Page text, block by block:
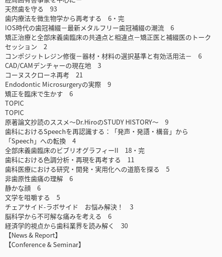
天然歯を守る 93
歯内療法を微生物学から再考する 6・完
IOS時代の歯冠補綴－最新メタルフリー歯冠補綴の潮流 6
矯正治療と全部床義歯臨床の共通点と相違点－矯正医と補綴医のトーク
セッション 2
コンポジットレジン修復－器材・材料の選択基準と有効活用法－ 6
CAD/CAMデンチャーの現在地 3
コーヌスクローネ再考 21
Endodontic Microsurgeryの実際 9
矯正を臨床で生かす 6
TOPIC
TOPIC
原著論文抄読のススメ～Dr.HiroのSTUDY HISTORY～ 9
歯科におけるSpeechを再認識する：「発声・発語・構音」から
「Speech」への転換 4
全部床義歯臨床のビブリオグラフィーII 18・完
歯科における色調分析・再現を再考する 11
歯科医療における研究・開発・実用化への道筋を探る 5
非歯原性歯痛の理解 6
静かな顔 6
文学を咀嚼する 5
チェアサイド-ラボサイド お悩み解決！ 3
脳科学から不可解な痛みを考える 6
経済学的視点から歯科業界を読み解く 30
【News & Report】
【Conference & Seminar】